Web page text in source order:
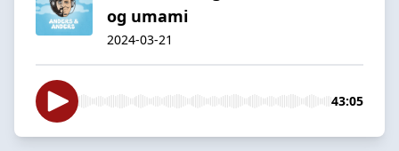
og umami
2024-03-21
43:05